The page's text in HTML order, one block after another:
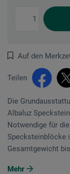
Auf den
Teilen
Die
Albaluz
Notwendige für
Specksteinblöcke
Gesamtgewicht
Mehr